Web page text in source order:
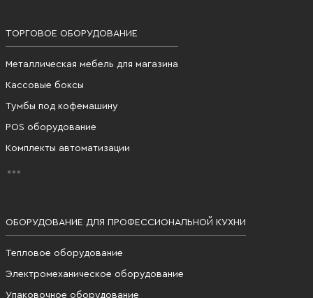
ТОРГОВОЕ ОБОРУДОВАНИЕ
Металлическая мебель для магазина
Кассовые боксы
Тумбы под кофемашину
POS оборудование
Комплекты автоматизации
ОБОРУДОВАНИЕ ДЛЯ ПРОФЕССИОНАЛЬНОЙ КУХНИ
Тепловое оборудование
Электромеханическое оборудование
Упаковочное оборудование